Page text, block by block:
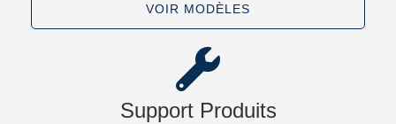
VOIR MODÈLES​
Support Produits